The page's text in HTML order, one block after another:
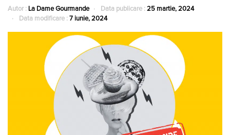
Autor : La Dame Gourmande Data publicare : 25 martie, 2024
Data modificare : 7 iunie, 2024